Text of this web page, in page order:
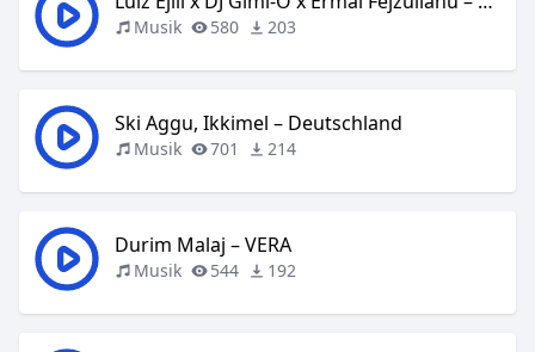
Musik 580 203
Ski Aggu, Ikkimel – Deutschland
Musik 701 214
Durim Malaj – VERA
Musik 544 192